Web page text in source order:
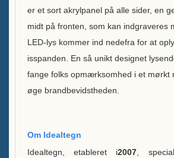
Case E LED squre isspand
Kabinet D X form resin-display
Kasse En
er et sort akrylpanel på alle sider, en
midt på fronten, som kan indgraveres
LED-lys kommer ind nedefra for at
isspanden. En så unikt designet
fange folks opmærksomhed i et mørkt
øge brandbevidstheden.
Om Idealtegn
Idealtegn, etableret i2007 ,